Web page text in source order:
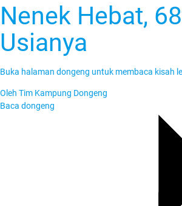
KADO Daerah
Nenek Hebat,
Usianya
Buka halaman dongeng untuk membaca kisah
Oleh Tim Kampung Dongeng
Baca dongeng